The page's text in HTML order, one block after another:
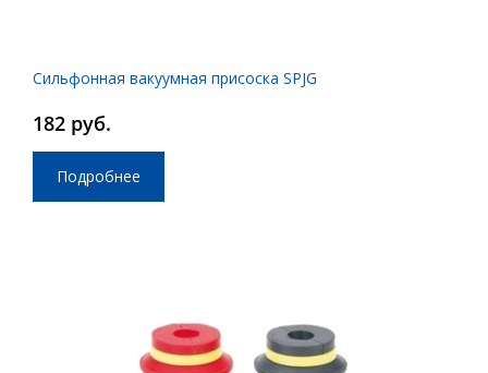
Сильфонная вакуумная присоска SPJG
182 руб.
Подробнее